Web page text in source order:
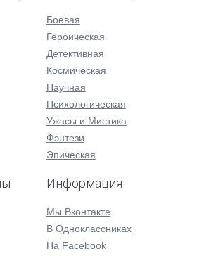
Боевая
Героическая
Детективная
Космическая
Научная
Психологическая
Ужасы и Мистика
Фэнтези
Эпическая
Информация
Мы Вконтакте
В Одноклассниках
На Facebook